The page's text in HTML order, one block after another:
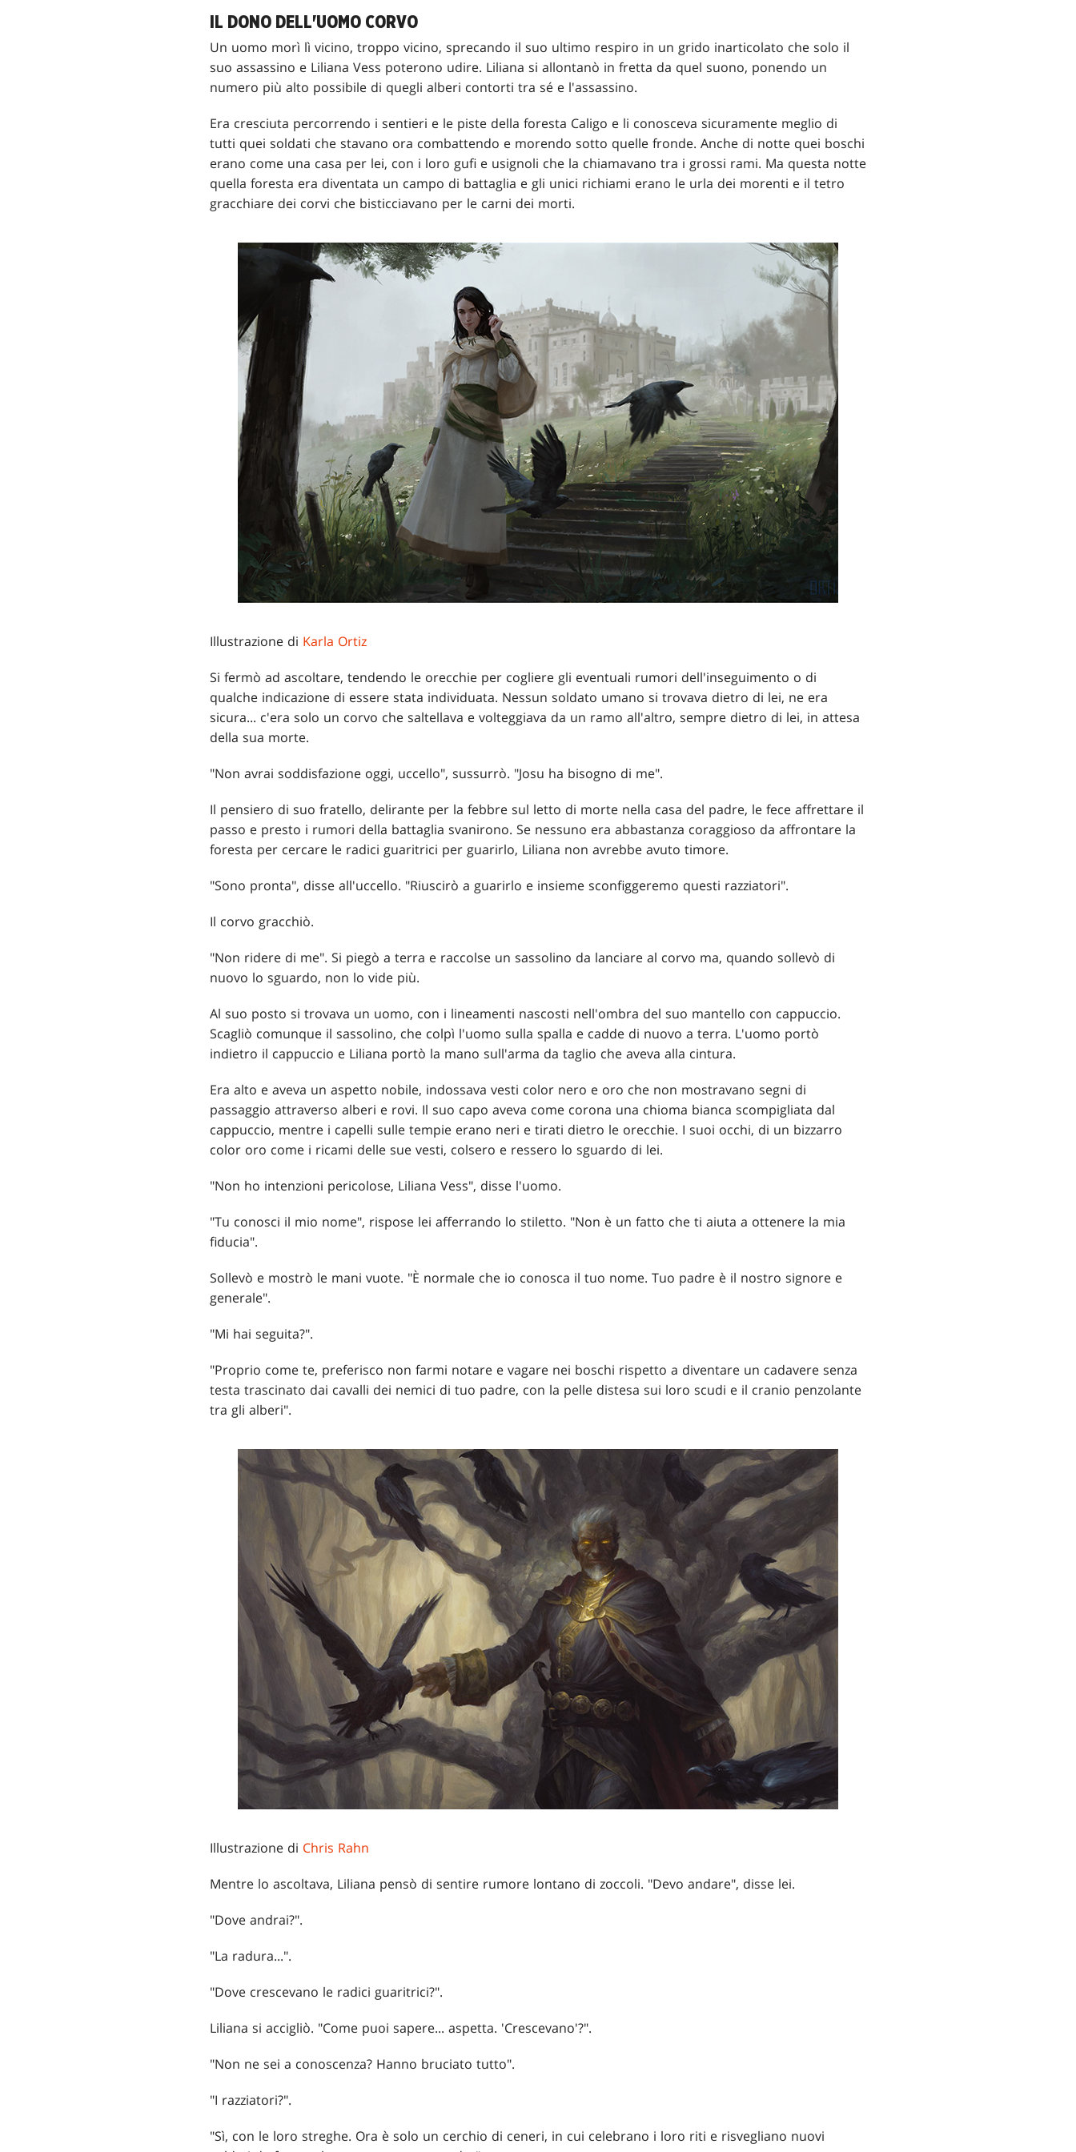
IL DONO DELL'UOMO CORVO
Un uomo morì lì vicino, troppo vicino, sprecando il suo ultimo respiro in un grido inarticolato che solo il
suo assassino e Liliana Vess poterono udire. Liliana si allontanò in fretta da quel suono, ponendo un
numero più alto possibile di quegli alberi contorti tra sé e l'assassino.
Era cresciuta percorrendo i sentieri e le piste della foresta Caligo e li conosceva sicuramente meglio di
tutti quei soldati che stavano ora combattendo e morendo sotto quelle fronde. Anche di notte quei boschi
erano come una casa per lei, con i loro gufi e usignoli che la chiamavano tra i grossi rami. Ma questa notte
quella foresta era diventata un campo di battaglia e gli unici richiami erano le urla dei morenti e il tetro
gracchiare dei corvi che bisticciavano per le carni dei morti.
Illustrazione di Karla Ortiz
Si fermò ad ascoltare, tendendo le orecchie per cogliere gli eventuali rumori dell'inseguimento o di
qualche indicazione di essere stata individuata. Nessun soldato umano si trovava dietro di lei, ne era
sicura... c'era solo un corvo che saltellava e volteggiava da un ramo all'altro, sempre dietro di lei, in attesa
della sua morte.
"Non avrai soddisfazione oggi, uccello", sussurrò. "Josu ha bisogno di me".
Il pensiero di suo fratello, delirante per la febbre sul letto di morte nella casa del padre, le fece affrettare il
passo e presto i rumori della battaglia svanirono. Se nessuno era abbastanza coraggioso da affrontare la
foresta per cercare le radici guaritrici per guarirlo, Liliana non avrebbe avuto timore.
"Sono pronta", disse all'uccello. "Riuscirò a guarirlo e insieme sconfiggeremo questi razziatori".
Il corvo gracchiò.
"Non ridere di me". Si piegò a terra e raccolse un sassolino da lanciare al corvo ma, quando sollevò di
nuovo lo sguardo, non lo vide più.
Al suo posto si trovava un uomo, con i lineamenti nascosti nell'ombra del suo mantello con cappuccio.
Scagliò comunque il sassolino, che colpì l'uomo sulla spalla e cadde di nuovo a terra. L'uomo portò
indietro il cappuccio e Liliana portò la mano sull'arma da taglio che aveva alla cintura.
Era alto e aveva un aspetto nobile, indossava vesti color nero e oro che non mostravano segni di
passaggio attraverso alberi e rovi. Il suo capo aveva come corona una chioma bianca scompigliata dal
cappuccio, mentre i capelli sulle tempie erano neri e tirati dietro le orecchie. I suoi occhi, di un bizzarro
color oro come i ricami delle sue vesti, colsero e ressero lo sguardo di lei.
"Non ho intenzioni pericolose, Liliana Vess", disse l'uomo.
"Tu conosci il mio nome", rispose lei afferrando lo stiletto. "Non è un fatto che ti aiuta a ottenere la mia
fiducia".
Sollevò e mostrò le mani vuote. "È normale che io conosca il tuo nome. Tuo padre è il nostro signore e
generale".
"Mi hai seguita?".
"Proprio come te, preferisco non farmi notare e vagare nei boschi rispetto a diventare un cadavere senza
testa trascinato dai cavalli dei nemici di tuo padre, con la pelle distesa sui loro scudi e il cranio penzolante
tra gli alberi".
Illustrazione di Chris Rahn
Mentre lo ascoltava, Liliana pensò di sentire rumore lontano di zoccoli. "Devo andare", disse lei.
"Dove andrai?".
"La radura...".
"Dove crescevano le radici guaritrici?".
Liliana si accigliò. "Come puoi sapere... aspetta. 'Crescevano'?".
"Non ne sei a conoscenza? Hanno bruciato tutto".
"I razziatori?".
"Sì, con le loro streghe. Ora è solo un cerchio di ceneri, in cui celebrano i loro riti e risvegliano nuovi